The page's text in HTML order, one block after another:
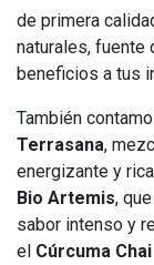
de primera
naturales, fuente
beneficios a tus
También
Terrasana,
energizante y
Bio Artemis,
sabor intenso y
el Cúrcuma